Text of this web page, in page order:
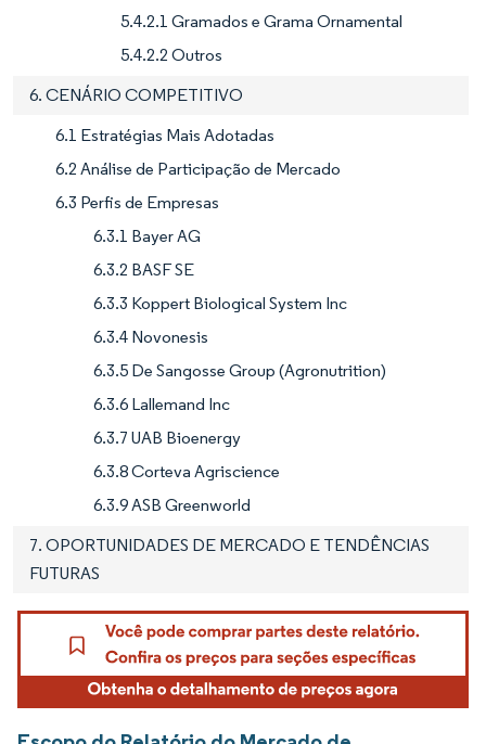
5.4.2.1 Gramados e Grama Ornamental
5.4.2.2 Outros
6. CENÁRIO COMPETITIVO
6.1 Estratégias Mais Adotadas
6.2 Análise de Participação de Mercado
6.3 Perfis de Empresas
6.3.1 Bayer AG
6.3.2 BASF SE
6.3.3 Koppert Biological System Inc
6.3.4 Novonesis
6.3.5 De Sangosse Group (Agronutrition)
6.3.6 Lallemand Inc
6.3.7 UAB Bioenergy
6.3.8 Corteva Agriscience
6.3.9 ASB Greenworld
7. OPORTUNIDADES DE MERCADO E TENDÊNCIAS
FUTURAS